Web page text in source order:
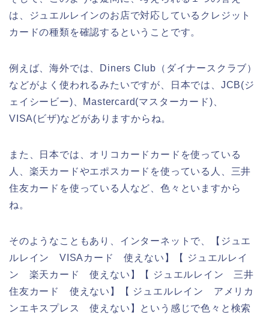
は、ジュエルレインのお店で対応しているクレジット
カードの種類を確認するということです。
例えば、海外では、Diners Club（ダイナースクラブ）
などがよく使われるみたいですが、日本では、JCB(ジ
ェイシービー)、Mastercard(マスターカード)、
VISA(ビザ)などがありますからね。
また、日本では、オリコカードカードを使っている
人、楽天カードやエポスカードを使っている人、三井
住友カードを使っている人など、色々といますから
ね。
そのようなこともあり、インターネットで、【ジュエ
ルレイン VISAカード 使えない】【 ジュエルレイ
ン 楽天カード 使えない】【 ジュエルレイン 三井
住友カード 使えない】【 ジュエルレイン アメリカ
ンエキスプレス 使えない】という感じで色々と検索